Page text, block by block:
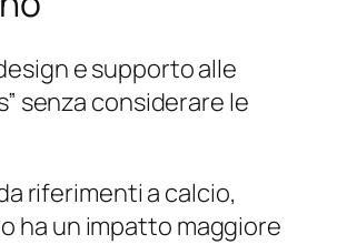
e supporto alle
senza considerare le
riferimenti a calcio,
ha un impatto maggiore